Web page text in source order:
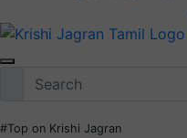
#Top on Krishi Jagran